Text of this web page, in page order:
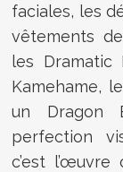
faciales, les
vêtements
les Dramatic
Kamehame,
un Dragon
perfection
c’est